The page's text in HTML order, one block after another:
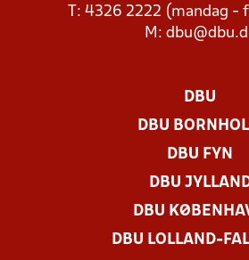
T: 4326 2222 (mandag -
M:
DBU
DBU
DBU FYN
DBU
DBU
DBU LOLLAND-